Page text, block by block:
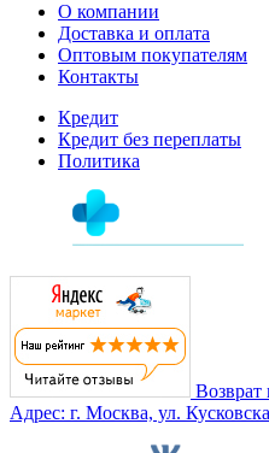
О компании
Доставка и оплата
Оптовым покупателям
Контакты
Кредит
Кредит без переплаты
Политика
Возврат
Адрес: г. Москва, ул.